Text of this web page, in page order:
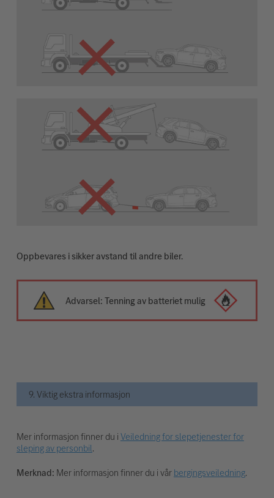
Oppbevares i sikker avstand til andre biler.
Advarsel: Tenning av batteriet mulig
9. Viktig ekstra informasjon
Mer informasjon finner du iVeiledning for slepetjenester for
sleping av personbil.
Merknad: Mer informasjon finner du i vårbergingsveiledning.